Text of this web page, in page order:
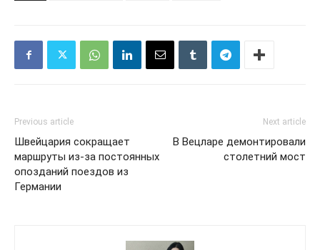
Previous article
Швейцария сокращает
маршруты из-за постоянных
опозданий поездов из
Германии
Next article
В Вецларе демонтировали
столетний мост